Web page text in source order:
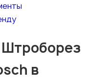
в